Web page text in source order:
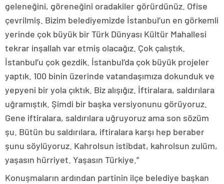
geleneğini, göreneğini oradakiler görürdünüz. Ofise
çevrilmiş. Bizim belediyemizde İstanbul’un en görkemli
yerinde çok büyük bir Türk Dünyası Kültür Mahallesi
tekrar inşallah var etmiş olacağız. Çok çalıştık.
İstanbul’u çok gezdik. İstanbul’da çok büyük projeler
yaptık. 100 binin üzerinde vatandaşımıza dokunduk ve
yepyeni bir yola çıktık. Biz alışığız. İftiralara, saldırılara
uğramıştık. Şimdi bir başka versiyonunu görüyoruz.
Gene iftiralara, saldırılara uğruyoruz ama son sözüm
şu. Bütün bu saldırılara, iftiralara karşı hep beraber
şunu söylüyoruz. Kahrolsun istibdat, kahrolsun zulüm,
yaşasın hürriyet. Yaşasın Türkiye.”
Konuşmaların ardından partinin ilçe belediye başkan